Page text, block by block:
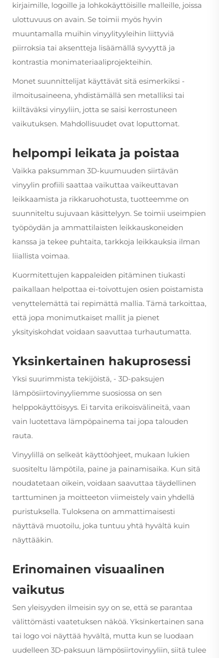
kirjaimille, logoille ja lohkokäyttöisille malleille, joissa
ulottuvuus on avain. Se toimii myös hyvin
muuntamalla muihin vinyylityyleihin liittyviä
piirroksia tai aksentteja lisäämällä syvyyttä ja
kontrastia monimateriaaliprojekteihin.
Monet suunnittelijat käyttävät sitä esimerkiksi -
ilmoitusaineena, yhdistämällä sen metalliksi tai
kiiltäväksi vinyyliin, jotta se saisi kerrostuneen
vaikutuksen. Mahdollisuudet ovat loputtomat.
helpompi leikata ja poistaa
Vaikka paksumman 3D-kuumuuden siirtävän
vinyylin profiili saattaa vaikuttaa vaikeuttavan
leikkaamista ja rikkaruohotusta, tuotteemme on
suunniteltu sujuvaan käsittelyyn. Se toimii useimpien
työpöydän ja ammattilaisten leikkauskoneiden
kanssa ja tekee puhtaita, tarkkoja leikkauksia ilman
liiallista voimaa.
Kuormitettujen kappaleiden pitäminen tiukasti
paikallaan helpottaa ei-toivottujen osien poistamista
venyttelemättä tai repimättä mallia. Tämä tarkoittaa,
että jopa monimutkaiset mallit ja pienet
yksityiskohdat voidaan saavuttaa turhautumatta.
Yksinkertainen hakuprosessi
Yksi suurimmista tekijöistä, - 3D-paksujen
lämpösiirtovinyyliemme suosiossa on sen
helppokäyttöisyys. Ei tarvita erikoisvälineitä, vaan
vain luotettava lämpöpainema tai jopa talouden
rauta.
Vinyylillä on selkeät käyttöohjeet, mukaan lukien
suositeltu lämpötila, paine ja painamisaika. Kun sitä
noudatetaan oikein, voidaan saavuttaa täydellinen
tarttuminen ja moitteeton viimeistely vain yhdellä
puristuksella. Tuloksena on ammattimaisesti
näyttävä muotoilu, joka tuntuu yhtä hyvältä kuin
näyttääkin.
Erinomainen visuaalinen
vaikutus
Sen yleisyyden ilmeisin syy on se, että se parantaa
välittömästi vaatetuksen näköä. Yksinkertainen sana
tai logo voi näyttää hyvältä, mutta kun se luodaan
uudelleen 3D-paksuun lämpösiirtovinyyliin, siitä tulee